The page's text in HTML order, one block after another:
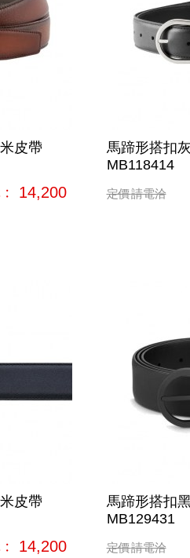
皮帶
14,200
馬蹄形搭扣
MB118414
定價請電洽
皮帶
14,200
馬蹄形搭扣
MB129431
定價請電洽